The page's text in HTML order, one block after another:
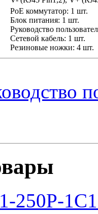
PoE коммутатор: 1 шт.
Блок питания: 1 шт.
Руководство
Сетевой кабель: 1 шт.
Резиновые ножки: 4 шт.
250P-